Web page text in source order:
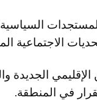
الاجتماعية
الجديدة
في المنطقة.